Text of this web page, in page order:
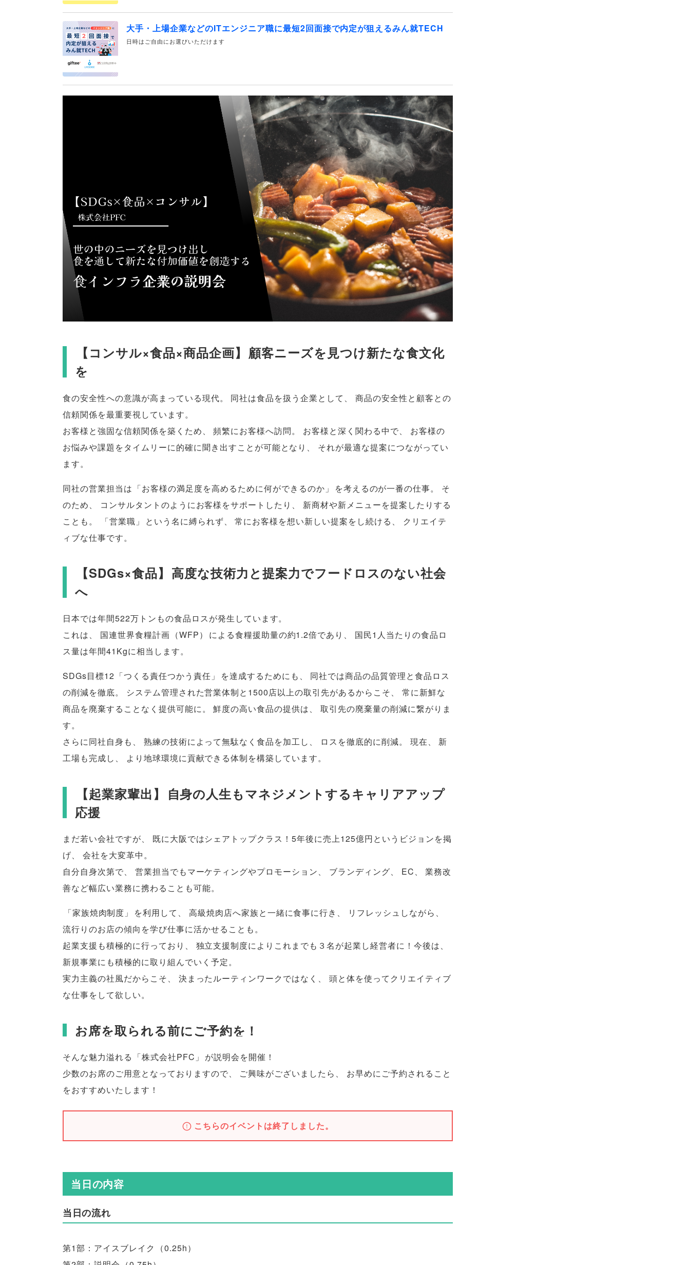
大手・上場企業などのITエンジニア職に最短2回面接で内定が狙えるみん就TECH
日時はご自由にお選びいただけます
【コンサル×食品×商品企画】 顧客ニーズを見つけ新たな食文化
を
食の安全性への意識が高まっている現代。 同社は食品を扱う企業として 、
商品の安全性と顧客との
信頼関係を最重要視しています。
お客様と強固な信頼関係を築くため、 頻繁にお客様へ訪問。 お客様と深く関わる中で、
お客様の
お悩みや課題をタイムリーに的確に聞き出すことが可能となり 、
それが最適な提案につながってい
ます。
同社の営業担当は 「お客様の満足度を高めるために何ができるのか 」 を考えるのが一番の仕事。
そ
のため、 コンサルタントのようにお客様をサポートしたり 、
新商材や新メニューを提案したりする
ことも。 「営業職 」 という名に縛られず、 常にお客様を想い新しい提案をし続ける 、
クリエイテ
ィブな仕事です。
【SDGs×食品】 高度な技術力と提案力でフードロスのない社会
へ
日本では年間522万トンもの食品ロスが発生しています。
これは、 国連世界食糧計画 （WFP） による食糧援助量の約1.2倍であり 、
国民1人当たりの食品ロ
ス量は年間41Kgに相当します。
SDGs目標12 「つくる責任つかう責任 」 を達成するためにも 、
同社では商品の品質管理と食品ロス
の削減を徹底。 システム管理された営業体制と1500店以上の取引先があるからこそ、
常に新鮮な
商品を廃棄することなく提供可能に。 鮮度の高い食品の提供は、
取引先の廃棄量の削減に繋がりま
す。
さらに同社自身も 、 熟練の技術によって無駄なく食品を加工し 、 ロスを徹底的に削減。 現在、
新
工場も完成し 、 より地球環境に貢献できる体制を構築しています。
【起業家輩出】
自身の人生もマネジメントするキャリアアップ
応援
まだ若い会社ですが、
既に大阪ではシェアトップクラス！5年後に売上125億円というビジョンを掲
げ、 会社を大変革中。
自分自身次第で、 営業担当でもマーケティングやプロモーション、 ブランディング、 EC、
業務改
善など幅広い業務に携わることも可能。
「家族焼肉制度 」 を利用して 、 高級焼肉店へ家族と一緒に食事に行き 、 リフレッシュしながら 、
流行りのお店の傾向を学び仕事に活かせることも。
起業支援も積極的に行っており 、 独立支援制度によりこれまでも３名が起業し経営者に！今後は、
新規事業にも積極的に取り組んでいく予定。
実力主義の社風だからこそ、 決まったルーティンワークではなく 、
頭と体を使ってクリエイティブ
な仕事をして欲しい。
お席を取られる前にご予約を！
そんな魅力溢れる 「株式会社PFC 」 が説明会を開催！
少数のお席のご用意となっておりますので、 ご興味がございましたら 、
お早めにご予約されること
をおすすめいたします！
こちらのイベントは終了しました。
当日の内容
当日の流れ
第1部：アイスブレイク （0.25h）